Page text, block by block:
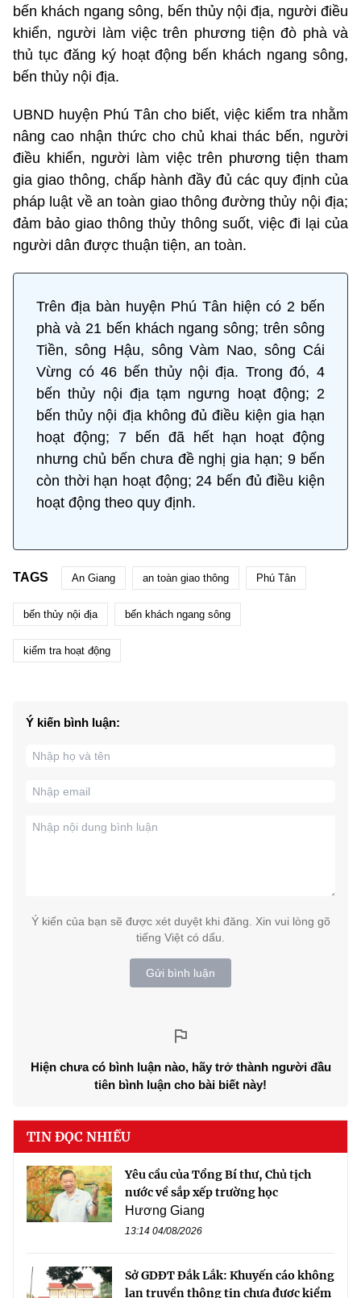
bến khách ngang sông, bến thủy nội địa, người điều
khiển, người làm việc trên phương tiện đò phà và
thủ tục đăng ký hoạt động bến khách ngang sông,
bến thủy nội địa.
UBND huyện Phú Tân cho biết, việc kiểm tra nhằm
nâng cao nhận thức cho chủ khai thác bến, người
điều khiển, người làm việc trên phương tiện tham
gia giao thông, chấp hành đầy đủ các quy định của
pháp luật về an toàn giao thông đường thủy nội địa;
đảm bảo giao thông thủy thông suốt, việc đi lại của
người dân được thuận tiện, an toàn.
Trên địa bàn huyện Phú Tân hiện có 2 bến
phà và 21 bến khách ngang sông; trên sông
Tiền, sông Hậu, sông Vàm Nao, sông Cái
Vừng có 46 bến thủy nội địa. Trong đó, 4
bến thủy nội địa tạm ngưng hoạt động; 2
bến thủy nội địa không đủ điều kiện gia hạn
hoạt động; 7 bến đã hết hạn hoạt động
nhưng chủ bến chưa đề nghị gia hạn; 9 bến
còn thời hạn hoạt động; 24 bến đủ điều kiện
hoạt động theo quy định.
TAGS An Giang an toàn giao thông Phú Tân
bến thủy nội địa bến khách ngang sông
kiểm tra hoạt động
Ý kiến bình luận:
Ý kiến của bạn sẽ được xét duyệt khi đăng. Xin vui lòng gõ
tiếng Việt có dấu.
Gửi bình luận
Hiện chưa có bình luận nào, hãy trở thành người đầu
tiên bình luận cho bài biết này!
TIN ĐỌC NHIỀU
Yêu cầu của Tổng Bí thư, Chủ tịch
nước về sắp xếp trường học
Hương Giang
13:14 04/08/2026
Sở GDĐT Đắk Lắk: Khuyến cáo không
lan truyền thông tin chưa được kiểm